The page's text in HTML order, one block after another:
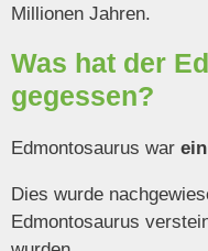
Millionen Jahren.
Was hat der
gegessen?
Edmontosaurus war
Dies wurde
Edmontosaurus